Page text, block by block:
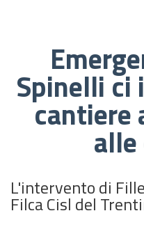
Spinelli ci
cantiere
L'intervento di
Filca Cisl del